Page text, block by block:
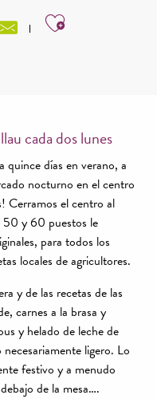
Ajouter
cada dos lunes
quince días en verano, a
nocturno en el centro
Cerramos el centro al
y 60 puestos le
para todos los
locales de agricultores.
y de las recetas de las
carnes a la brasa y
y helado de leche de
ligero. Lo
festivo y a menudo
de la mesa….